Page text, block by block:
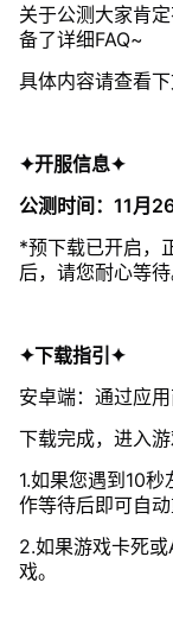
关于公测大家肯
备了详细FAQ~
具体内容请查看下
✦开服信息✦
公测时间：11月
*预下载已开启，
后，请您耐心等待
✦下载指引✦
安卓端：通过应
下载完成，进入游
1.如果您遇到10
作等待后即可自动
2.如果游戏卡死
戏。